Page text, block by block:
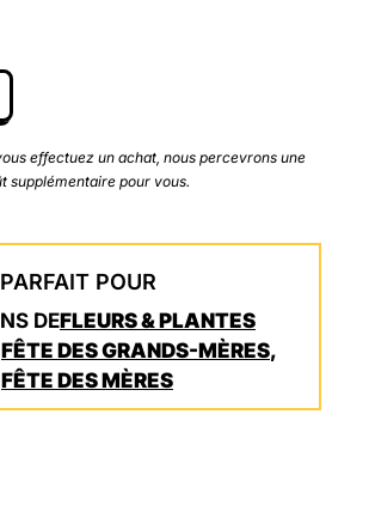
effectuez un achat, nous percevrons une
supplémentaire pour vous.
POUR
DEFLEURS & PLANTES
FÊTE DES GRANDS-MÈRES,
FÊTE DES MÈRES